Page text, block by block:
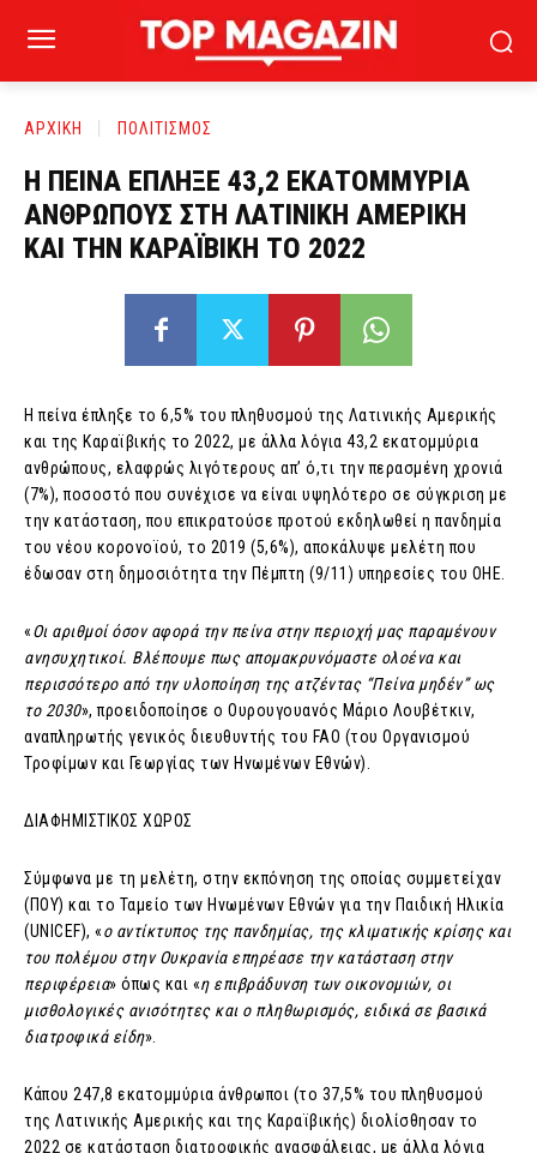
ΑΡΧΙΚΗ ΠΟΛΙΤΙΣΜΟΣ
Η ΠΕΙΝΑ ΕΠΛΗΞΕ 43,2 ΕΚΑΤΟΜΜΥΡΙΑ
ΑΝΘΡΩΠΟΥΣ ΣΤΗ ΛΑΤΙΝΙΚΗ ΑΜΕΡΙΚΗ
ΚΑΙ ΤΗΝ ΚΑΡΑΪΒΙΚΗ ΤΟ 2022
Η πείνα έπληξε το 6,5% του πληθυσμού της Λατινικής Αμερικής
και της Καραϊβικής το 2022, με άλλα λόγια 43,2 εκατομμύρια
ανθρώπους, ελαφρώς λιγότερους απ’ ό,τι την περασμένη χρονιά
(7%), ποσοστό που συνέχισε να είναι υψηλότερο σε σύγκριση με
την κατάσταση, που επικρατούσε προτού εκδηλωθεί η πανδημία
του νέου κορονοϊού, το 2019 (5,6%), αποκάλυψε μελέτη που
έδωσαν στη δημοσιότητα την Πέμπτη (9/11) υπηρεσίες του ΟΗΕ.
«Οι αριθμοί όσον αφορά την πείνα στην περιοχή μας παραμένουν
ανησυχητικοί. Βλέπουμε πως απομακρυνόμαστε ολοένα και
περισσότερο από την υλοποίηση της ατζέντας “Πείνα μηδέν” ως
το 2030», προειδοποίησε ο Ουρουγουανός Μάριο Λουβέτκιν,
αναπληρωτής γενικός διευθυντής του FAO (του Οργανισμού
Τροφίμων και Γεωργίας των Ηνωμένων Εθνών).
ΔΙΑΦΗΜΙΣΤΙΚΟΣ ΧΩΡΟΣ
Σύμφωνα με τη μελέτη, στην εκπόνηση της οποίας συμμετείχαν
(ΠΟΥ) και το Ταμείο των Ηνωμένων Εθνών για την Παιδική Ηλικία
(UNICEF), «ο αντίκτυπος της πανδημίας, της κλιματικής κρίσης και
του πολέμου στην Ουκρανία επηρέασε την κατάσταση στην
περιφέρεια» όπως και «η επιβράδυνση των οικονομιών, οι
μισθολογικές ανισότητες και ο πληθωρισμός, ειδικά σε βασικά
διατροφικά είδη».
Κάπου 247,8 εκατομμύρια άνθρωποι (το 37,5% του πληθυσμού
της Λατινικής Αμερικής και της Καραϊβικής) διολίσθησαν το
2022 σε κατάσταση διατροφικής ανασφάλειας, με άλλα λόγια